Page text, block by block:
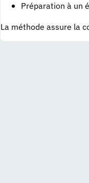
Préparation à un
La méthode assure la